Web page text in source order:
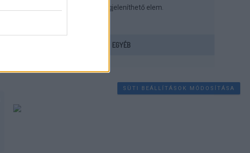
Nincs megjeleníthető elem.
EGYÉB
SÜTI BEÁLLÍTÁSOK MÓDOSÍTÁSA